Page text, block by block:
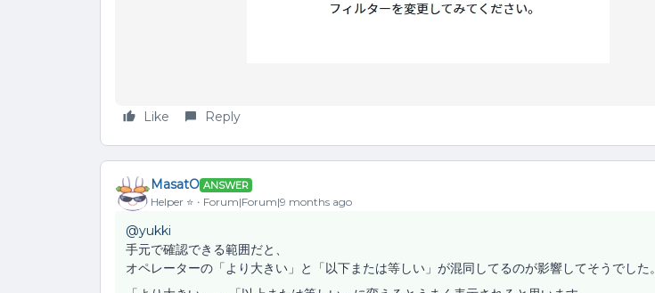
Like Reply
MasatO ANSWER
Helper ⭐️ Forum|Forum|9 months ago
@yukki
手元で確認できる範囲だと、
オペレーターの「より大きい」と「以下または等しい」が混同してるのが影響してそうでした。